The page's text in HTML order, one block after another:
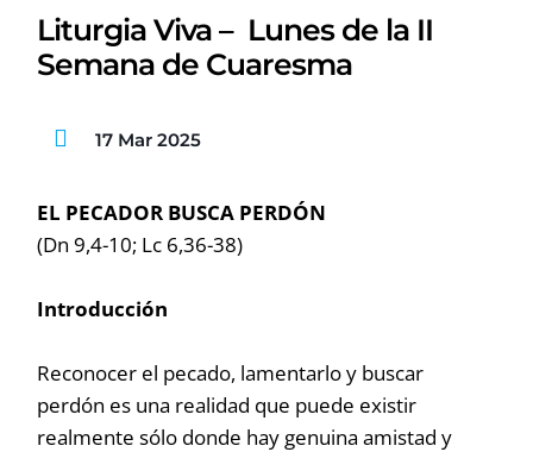
Liturgia Viva – Lunes de la II
Semana de Cuaresma
17 Mar 2025
EL PECADOR BUSCA PERDÓN
(Dn 9,4-10; Lc 6,36-38)
Introducción
Reconocer el pecado, lamentarlo y buscar
perdón es una realidad que puede existir
realmente sólo donde hay genuina amistad y